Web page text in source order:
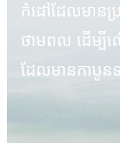
កំដៅដែលមានប្
ថាមពល ដើម្បីល
ដែលមានកាបូន